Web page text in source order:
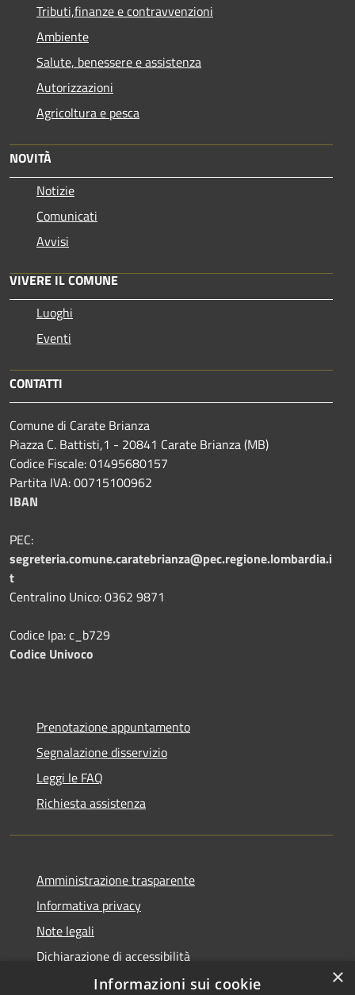
Tributi,finanze e contravvenzioni
Ambiente
Salute, benessere e assistenza
Autorizzazioni
Agricoltura e pesca
NOVITÀ
Notizie
Comunicati
Avvisi
VIVERE IL COMUNE
Luoghi
Eventi
CONTATTI
Comune di Carate Brianza
Piazza C. Battisti,1 - 20841 Carate Brianza (MB)
Codice Fiscale: 01495680157
Partita IVA: 00715100962
IBAN
PEC:
segreteria.comune.caratebrianza@pec.regione.lombardia.i
t
Centralino Unico: 0362 9871
Codice Ipa: c_b729
Codice Univoco
Prenotazione appuntamento
Segnalazione disservizio
Leggi le FAQ
Richiesta assistenza
Amministrazione trasparente
Informativa privacy
Note legali
Dichiarazione di accessibilità
×
Informazioni sui cookie